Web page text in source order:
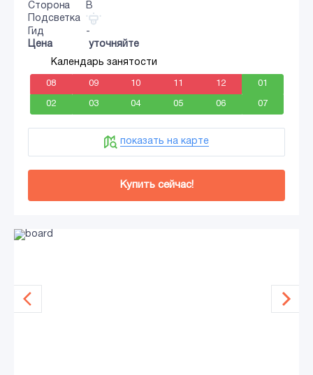
Сторона
B
Подсветка
Гид
-
Цена
уточняйте
Календарь занятости
08 09 10 11 12 01
02 03 04 05 06 07
показать на карте
Купить сейчас!